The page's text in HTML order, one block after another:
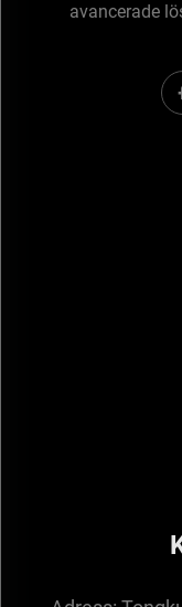
avancerade